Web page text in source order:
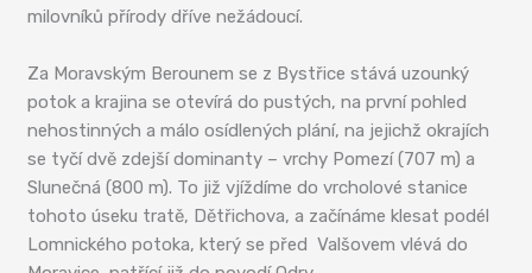
milovníků přírody dříve nežádoucí.
Za Moravským Berounem se z Bystřice stává uzounký
potok a krajina se otevírá do pustých, na první pohled
nehostinných a málo osídlených plání, na jejichž okrajích
se tyčí dvě zdejší dominanty – vrchy Pomezí (707 m) a
Slunečná (800 m). To již vjíždíme do vrcholové stanice
tohoto úseku tratě, Dětřichova, a začínáme klesat podél
Lomnického potoka, který se před Valšovem vlévá do